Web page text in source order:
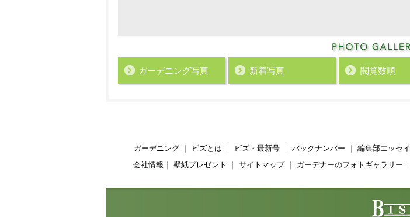
ガーデニング写真 新着写真 閲覧数順
ガーデニング｜ ビズとは ビズ・最新号｜ バックナンバー 編集部エッセイ
会社情報
壁紙プレゼント サイトマップ｜ ガーデナーのフォトギャラリー